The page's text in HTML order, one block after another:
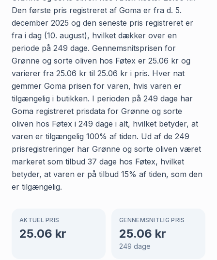
Den første pris registreret af Goma er fra d. 5.
december 2025 og den seneste pris registreret er
fra i dag (10. august), hvilket dækker over en
periode på 249 dage. Gennemsnitsprisen for
Grønne og sorte oliven hos Føtex er 25.06 kr og
varierer fra 25.06 kr til 25.06 kr i pris. Hver nat
gemmer Goma prisen for varen, hvis varen er
tilgængelig i butikken. I perioden på 249 dage har
Goma registreret prisdata for Grønne og sorte
oliven hos Føtex i 249 dage i alt, hvilket betyder, at
varen er tilgængelig 100% af tiden. Ud af de 249
prisregistreringer har Grønne og sorte oliven været
markeret som tilbud 37 dage hos Føtex, hvilket
betyder, at varen er på tilbud 15% af tiden, som den
er tilgængelig.
AKTUEL PRIS
25.06 kr
GENNEMSNITLIG PRIS
25.06 kr
249 dage